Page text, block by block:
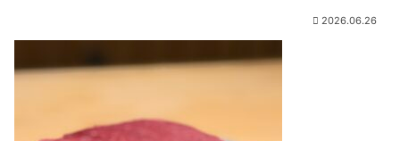
2026.06.26